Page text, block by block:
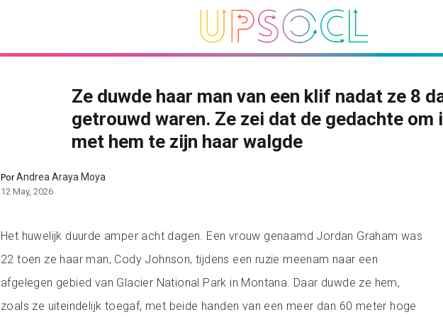
Ze duwde haar man van een klif nadat ze 8
getrouwd waren. Ze zei dat de gedachte om
met hem te zijn haar walgde
PorAndrea Araya Moya
12 May, 2026
Het huwelijk duurde amper acht dagen. Een vrouw genaamd Jordan Graham was
22 toen ze haar man, Cody Johnson, tijdens een ruzie meenam naar een
afgelegen gebied van Glacier National Park in Montana. Daar duwde ze hem,
zoals ze uiteindelijk toegaf, met beide handen van een meer dan 60 meter hoge